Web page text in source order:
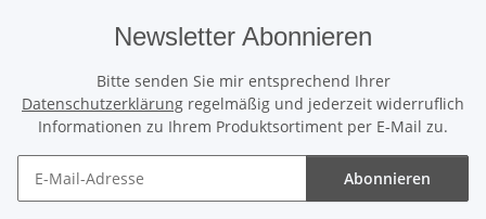
Newsletter Abonnieren
Bitte senden Sie mir entsprechend Ihrer
Datenschutzerklärung regelmäßig und jederzeit widerruflich
Informationen zu Ihrem Produktsortiment per E-Mail zu.
Abonnieren